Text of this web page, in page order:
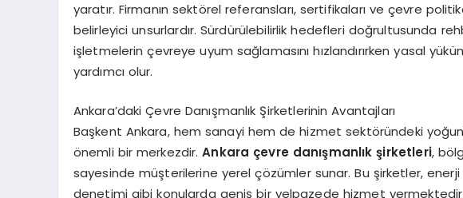
yaratır. Firmanın sektörel referansları, sertifikaları ve çevre
belirleyici unsurlardır. Sürdürülebilirlik hedefleri doğrultusunda
işletmelerin çevreye uyum sağlamasını hızlandırırken yasal
yardımcı olur.
Ankara’daki Çevre Danışmanlık Şirketlerinin Avantajları
Başkent Ankara, hem sanayi hem de hizmet sektöründeki
önemli bir merkezdir.Ankara çevre danışmanlık şirketleri,
sayesinde müşterilerine yerel çözümler sunar. Bu şirketler,
denetimi gibi konularda geniş bir yelpazede hizmet